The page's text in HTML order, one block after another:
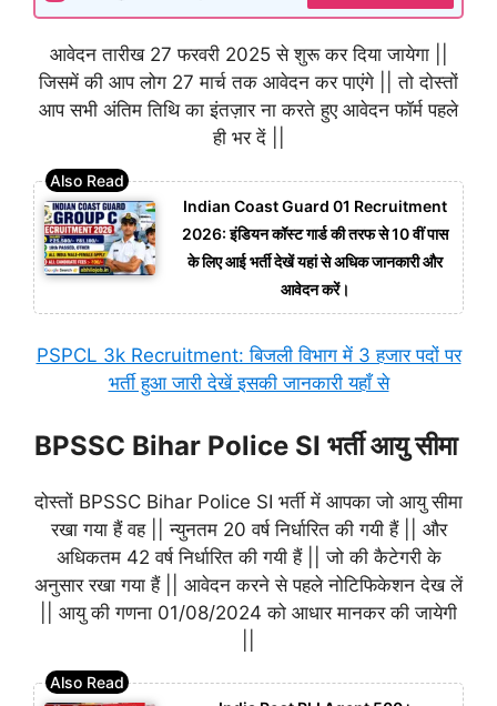
आवेदन तारीख 27 फरवरी 2025 से शुरू कर दिया जायेगा ||
जिसमें की आप लोग 27 मार्च तक आवेदन कर पाएंगे || तो दोस्तों
आप सभी अंतिम तिथि का इंतज़ार ना करते हुए आवेदन फॉर्म पहले
ही भर दें ||
Indian Coast Guard 01 Recruitment
2026: इंडियन कॉस्ट गार्ड की तरफ से 10 वीं पास
के लिए आई भर्ती देखें यहां से अधिक जानकारी और
आवेदन करें।
PSPCL 3k Recruitment: बिजली विभाग में 3 हजार पदों पर
भर्ती हुआ जारी देखें इसकी जानकारी यहाँ से
BPSSC Bihar Police SI भर्ती आयु सीमा
दोस्तों BPSSC Bihar Police SI भर्ती में आपका जो आयु सीमा
रखा गया हैं वह || न्युनतम 20 वर्ष निर्धारित की गयी हैं || और
अधिकतम 42 वर्ष निर्धारित की गयी हैं || जो की कैटेगरी के
अनुसार रखा गया हैं || आवेदन करने से पहले नोटिफिकेशन देख लें
|| आयु की गणना 01/08/2024 को आधार मानकर की जायेगी